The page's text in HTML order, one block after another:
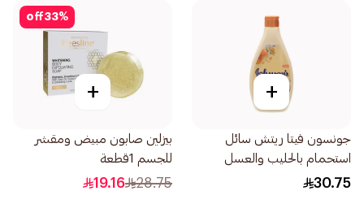
+
جونسون فيتا ريتش سائل
استحمام بالحليب والعسل
الطبيعي والشوفان 400مل
30.75
33%
off
+
بيزلين صابون مبيض ومقشر
للجسم 1قطعة
28.75
19.16